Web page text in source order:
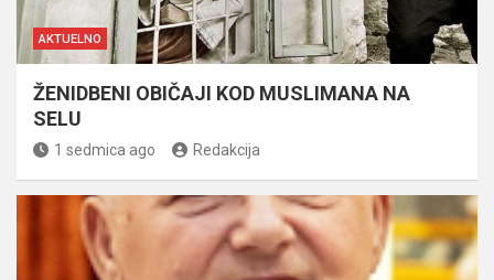
AKTUELNO
ŽENIDBENI OBIČAJI KOD MUSLIMANA NA
SELU
1 sedmica ago Redakcija